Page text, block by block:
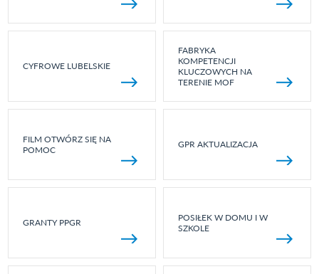
CYFROWE LUBELSKIE
FABRYKA
KOMPETENCJI
KLUCZOWYCH NA
TERENIE MOF
FILM OTWÓRZ SIĘ NA
POMOC
GPR AKTUALIZACJA
GRANTY PPGR
POSIŁEK W DOMU I W
SZKOLE